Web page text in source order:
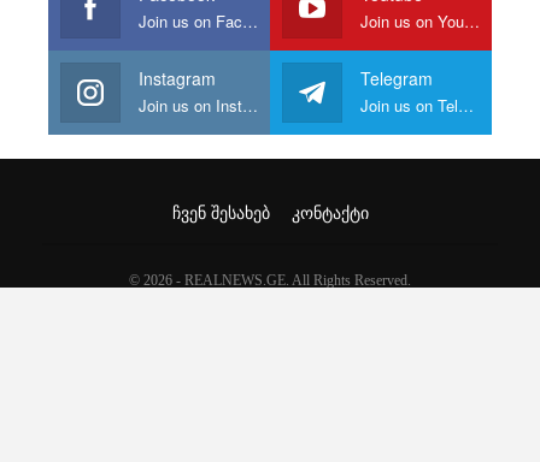
Join us on Facebook Join us on Youtube
Instagram
Join us on Instagram
Telegram
Join us on Telegram
ᲩᲕᲔᲜ ᲨᲔᲡᲐᲮᲔᲑ ᲙᲝᲜᲢᲐᲥᲢᲘ
© 2026 - REALNEWS.GE. All Rights Reserved.